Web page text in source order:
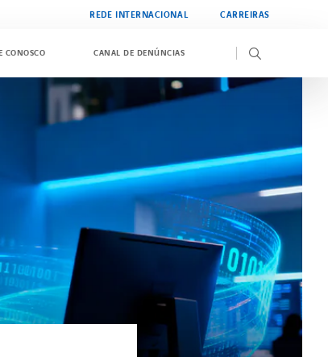
REDE INTERNACIONAL CARREIRAS
CONOSCO CANAL DE DENÚNCIAS